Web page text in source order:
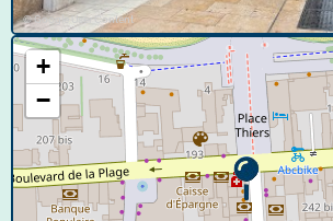
© Google User Content
+
−